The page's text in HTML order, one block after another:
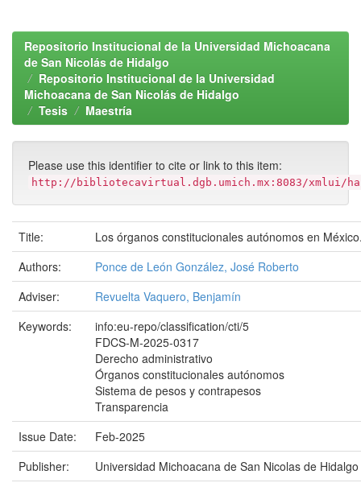
Repositorio Institucional de la Universidad Michoacana
de San Nicolás de Hidalgo
Repositorio Institucional de la Universidad
Michoacana de San Nicolás de Hidalgo
Tesis
Maestría
Please use this identifier to cite or link to this item:
http://bibliotecavirtual.dgb.umich.mx:8083/xmlui/
Title:
Los órganos constitucionales autónomos en
Authors:
Ponce de León González, José Roberto
Adviser:
Revuelta Vaquero, Benjamín
Keywords:
info:eu-repo/classification/cti/5
FDCS-M-2025-0317
Derecho administrativo
Órganos constitucionales autónomos
Sistema de pesos y contrapesos
Transparencia
Issue Date:
Feb-2025
Publisher:
Universidad Michoacana de San Nicolas de Hidalgo